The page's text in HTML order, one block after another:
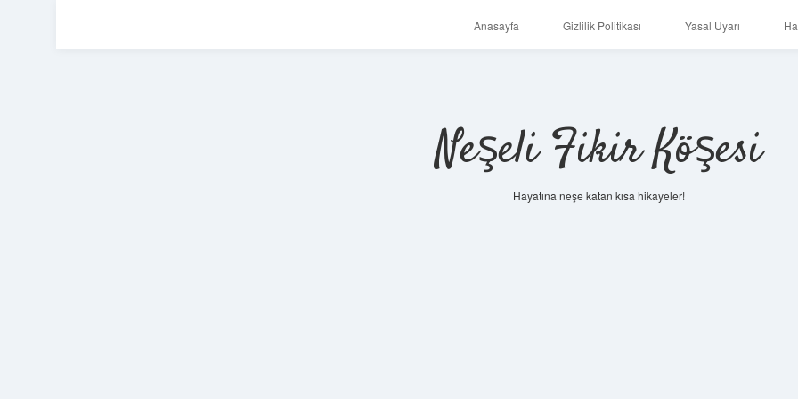
Anasayfa Gizlilik Politikası Yasal Uyarı
Neşeli Fikir Köşesi
Hayatına neşe katan kısa hikayeler!